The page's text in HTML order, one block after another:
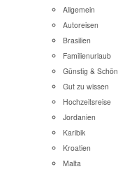
Allgemein
Autoreisen
Brasilien
Familienurlaub
Günstig & Schön
Gut zu wissen
Hochzeitsreise
Jordanien
Karibik
Kroatien
Malta